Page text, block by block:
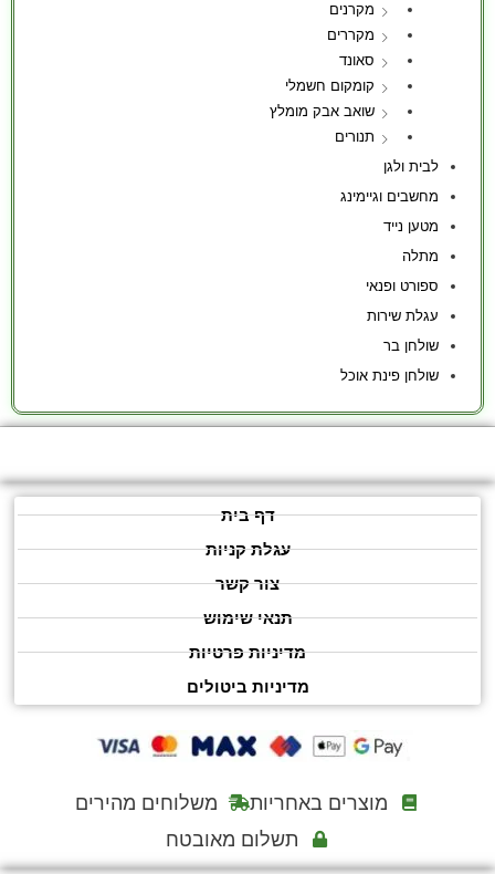
מקרנים
מקררים
סאונד
קומקום חשמלי
שואב אבק מומלץ
תנורים
לבית ולגן
מחשבים וגיימינג
מטען נייד
מתלה
ספורט ופנאי
עגלת שירות
שולחן בר
שולחן פינת אוכל
דף בית
עגלת קניות
צור קשר
תנאי שימוש
מדיניות פרטיות
מדיניות ביטולים
מוצרים באחריות
משלוחים מהירים
תשלום מאובטח